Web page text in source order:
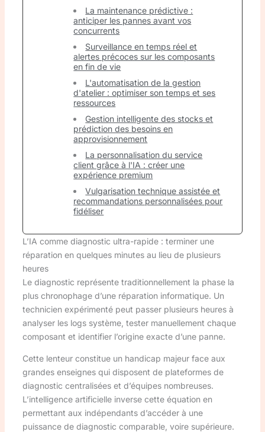
La maintenance prédictive :
anticiper les pannes avant vos
concurrents
Surveillance en temps réel et
alertes précoces sur les composants
en fin de vie
L'automatisation de la gestion
d'atelier : optimiser son temps et ses
ressources
Gestion intelligente des stocks et
prédiction des besoins en
approvisionnement
La personnalisation du service
client grâce à l'IA : créer une
expérience premium
Vulgarisation technique assistée et
recommandations personnalisées pour
fidéliser
L’IA comme diagnostic ultra-rapide : terminer une
réparation en quelques minutes au lieu de plusieurs
heures
Le diagnostic représente traditionnellement la phase la
plus chronophage d’une réparation informatique. Un
technicien expérimenté peut passer plusieurs heures à
analyser les logs système, tester manuellement chaque
composant et identifier l’origine exacte d’une panne.
Cette lenteur constitue un handicap majeur face aux
grandes enseignes qui disposent de plateformes de
diagnostic centralisées et d’équipes nombreuses.
L’intelligence artificielle inverse cette équation en
permettant aux indépendants d’accéder à une
puissance de diagnostic comparable, voire supérieure.